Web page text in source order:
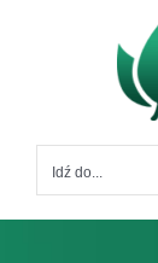
Idź do...